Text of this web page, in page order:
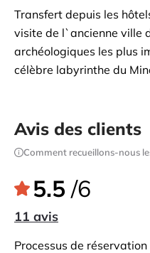
Transfert depuis les
visite de l`ancienne ville
archéologiques les plus
célèbre labyrinthe du
d`Europe. Ensuite,
le musée archéologique,
collections d`antiquités
aux hôtels.
Avis des clients
Comment recueillons-nous
5.5 /6
11 avis
processus de réservation